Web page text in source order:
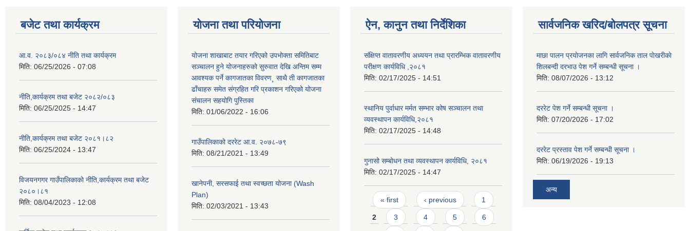
बजेट तथा कार्यक्रम
आ.व. २०८३/०८४ नीति तथा कार्यक्रम
मिति: 06/25/2026 - 07:08
नीति,कार्यक्रम तथा बजेट २०८२/०८३
मिति: 06/25/2025 - 14:47
नीति,कार्यक्रम तथा बजेट २०८१।८२
मिति: 06/25/2024 - 13:47
विजयनगगर गाउँपालिकाको नीति,कार्यक्रम तथा बजेट
२०८०।८१
मिति: 08/04/2023 - 12:08
योजना तथा परियोजना
योजना शाखाबाट तयार गरिएको उपभोक्ता समितिबाट
सञ्चालन हुने योजनाहरुको सुरुवात देखि अन्तिम सम्म
आवश्यक पर्ने कागजातका विवरण¸ साथै ती कागजातका
ढाँचाहरु समेत संग्रहित गरि प्रकाशन गरिएको योजना
संचालन सहयोगि पुस्तिका
मिति: 01/06/2022 - 16:06
गाउँपालिकाको दररेट आ.व. २०७८-७९
मिति: 08/21/2021 - 13:49
खानेपनी, सरसफाई तथा स्वच्छता योजना (Wash
Plan)
मिति: 02/03/2021 - 13:43
ऐन, कानुन तथा निर्देशिका
संक्षिप्त वातावरणीय अध्ययन तथा प्रारम्भिक वातावरणीय
परीक्षण कार्यविधि ,२०८१
मिति: 02/17/2025 - 14:51
स्थानिय पुर्वाधार मर्मत सम्भार कोष सञ्चालन तथा
व्यवस्थापन कार्यविधि,२०८१
मिति: 02/17/2025 - 14:48
गुनासो सम्बोधन तथा व्यवस्थापन कार्यविधि, २०८१
मिति: 02/17/2025 - 14:47
Pages
« first ‹ previous 1
2 3 4 5 6
सार्वजनिक खरिद/बोलपत्र सूचना
माछा पालन प्रयाेजनका लागि सार्वजनिक ताल पाेखरीकाे
शिलबन्दी दरभाउ पेश गर्ने सम्बन्धी सूचना ।
मिति: 08/07/2026 - 13:12
दररेट पेश गर्ने सम्बन्धी सूचना ।
मिति: 07/20/2026 - 17:02
दररेट प्रस्ताव पेश गर्ने सम्बन्धी सूचना ।
मिति: 06/19/2026 - 19:13
अन्य